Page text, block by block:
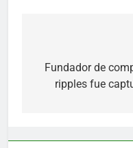
navigation
Fundador de
ripples fue